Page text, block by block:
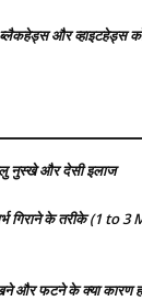
ब्लैकहेड्स और व्हाइटहेड्स
नुस्खे और देसी इलाज
गिराने के तरीके (1 to
और फटने के क्या कारण